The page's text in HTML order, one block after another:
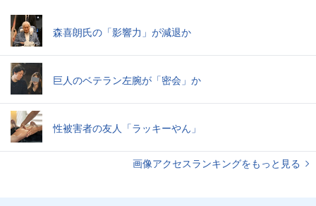
森喜朗氏の「影響力」が減退か
巨人のベテラン左腕が「密会」か
性被害者の友人「ラッキーやん」
画像アクセスランキングをもっと見る